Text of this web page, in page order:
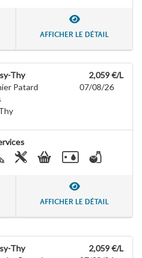
AFFICHER LE DÉTAIL
Thy
Patard
2,059 €/L
07/08/26
AFFICHER LE DÉTAIL
Thy
2,059 €/L